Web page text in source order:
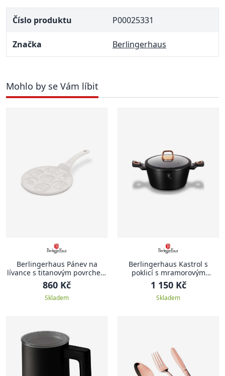
Číslo produktu P00025331
Značka Berlingerhaus
Mohlo by se Vám líbit
Berlingerhaus Pánev na
lívance s titanovým povrchem
Sahara, 26 cm
860 Kč
Skladem
Berlingerhaus Kastrol s
poklicí s mramorovým
povrchem 20 cm Black Rose
Collection
1 150 Kč
Skladem